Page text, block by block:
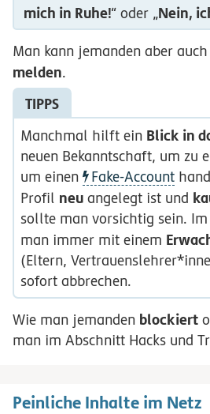
mich in Ruhe!“ oder „Nein,
Man kann jemanden aber auch
melden.
TIPPS
Manchmal hilft ein Blick in
neuen Bekanntschaft, um zu
um einen
Fake-Account
Profil neuangelegt ist und
sollte man vorsichtig sein.
man immer mit einem
(Eltern,
sofort abbrechen.
Wie man jemanden blockiert
man im Abschnitt Hacks und
Peinliche Inhalte im Netz